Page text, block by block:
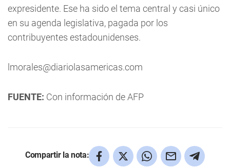
expresidente. Ese ha sido el tema central y casi único
en su agenda legislativa, pagada por los
contribuyentes estadounidenses.
lmorales@diariolasamericas.com
FUENTE: Con información de AFP
Compartir la nota: